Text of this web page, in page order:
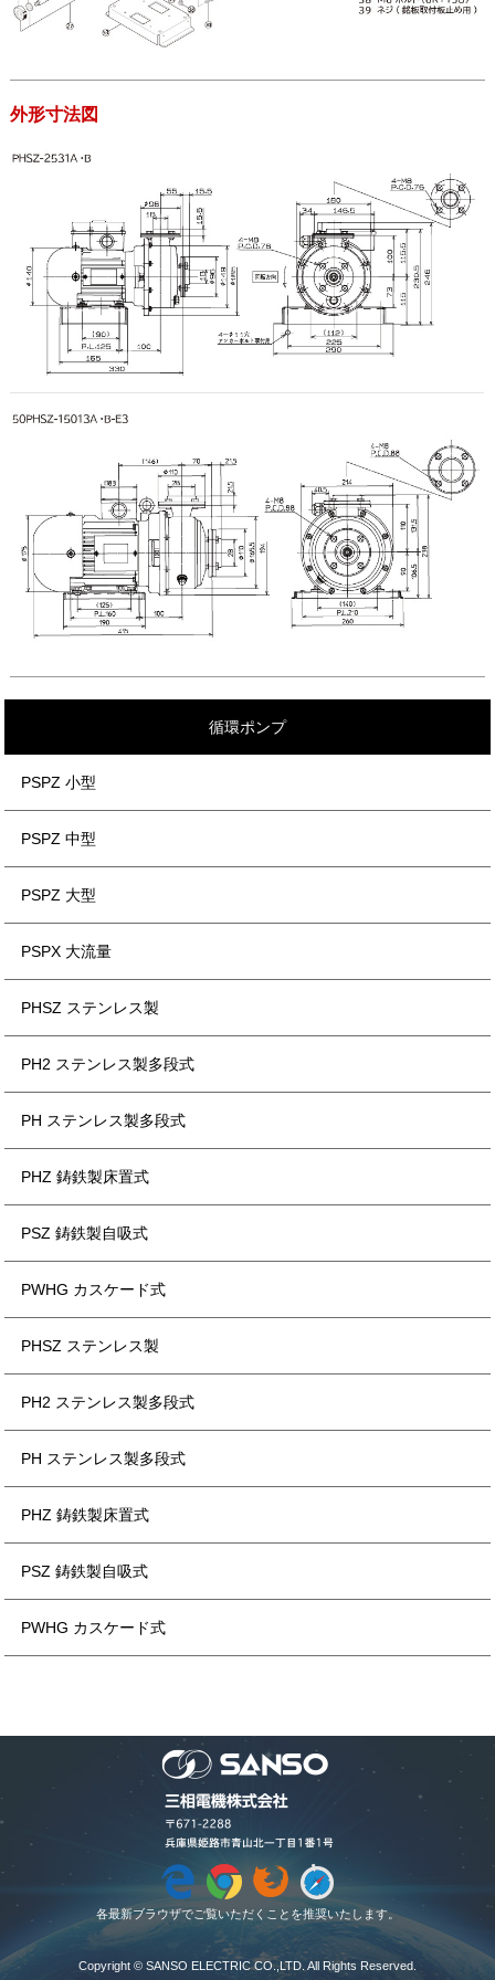
外形寸法図
循環ポンプ
PSPZ 小型
PSPZ 中型
PSPZ 大型
PSPX 大流量
PHSZ ステンレス製
PH2 ステンレス製多段式
PH ステンレス製多段式
PHZ 鋳鉄製床置式
PSZ 鋳鉄製自吸式
PWHG カスケード式
PHSZ ステンレス製
PH2 ステンレス製多段式
PH ステンレス製多段式
PHZ 鋳鉄製床置式
PSZ 鋳鉄製自吸式
PWHG カスケード式
各最新ブラウザでご覧いただくことを推奨いたします。
Copyright © SANSO ELECTRIC CO.,LTD. All Rights Reserved.